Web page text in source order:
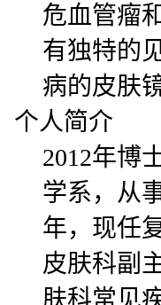
危血管瘤
有独特的
病的皮肤
个人简介
2012年博
学系，从
年，现任
皮肤科副
肤科常见